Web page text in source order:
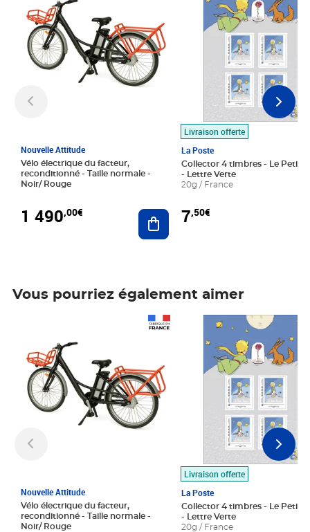
Nouvelle Attitude
Vélo électrique du facteur,
reconditionné - Taille normale -
Noir/ Rouge
1 490,00€ Ajouter au panier
Livraison offerte
La Poste
Collector 4 timbres - Le Petit
- Lettre Verte
20g / France
7,50€
Vous pourriez également aimer
Nouvelle Attitude
Vélo électrique du facteur,
reconditionné - Taille normale -
Noir/ Rouge
Livraison offerte
La Poste
Collector 4 timbres - Le Petit
- Lettre Verte
20g / France
Prix 7,50€